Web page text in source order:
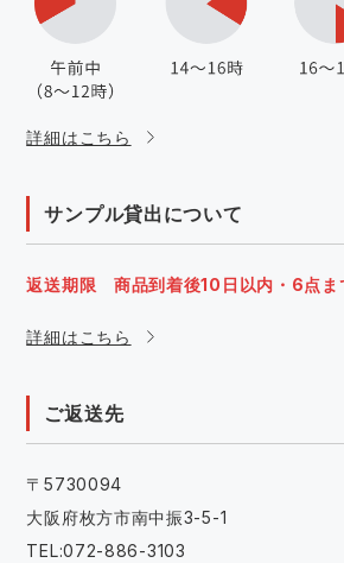
詳細はこちら
サンプル貸出について
返送期限 商品到着後10日以内・6点ま
詳細はこちら
ご返送先
〒5730094
大阪府枚方市南中振3-5-1
TEL:072-886-3103